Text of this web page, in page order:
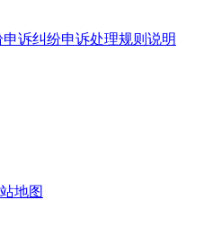
申诉纠纷申诉处理规则说明
地图